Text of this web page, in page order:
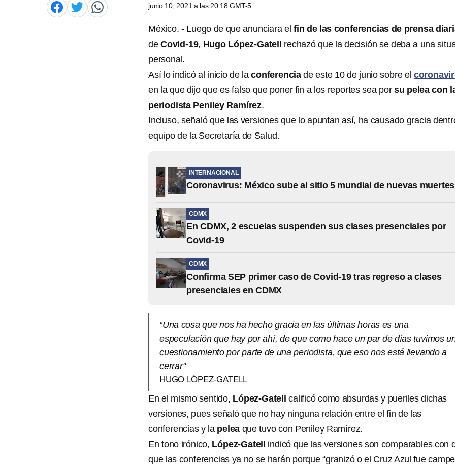
junio 10, 2021 a las 20:18 GMT-5
México. - Luego de que anunciara el fin de las conferencias de prensa
de Covid-19, Hugo López-Gatell
rechazó que la decisión se deba a una
personal.
Así lo indicó al inicio de laconferencia de este 10 de junio sobre el
en la que dijo que es falso que poner fin a los reportes sea por su pelea con
periodista Peniley Ramírez.
Incluso, señaló que las versiones que lo apuntan así, ha causado gracia
equipo de la Secretaría de Salud.
INTERNACIONAL
Coronavirus: México sube al sitio 5 mundial de nuevas muertes
CDMX
En CDMX, 2 escuelas suspenden sus clases presenciales por
Covid-19
CDMX
Confirma SEP primer caso de Covid-19 tras regreso a clases
presenciales en CDMX
“Una cosa que nos ha hecho gracia en las últimas horas es una
especulación que hay por ahí, de que como hace un par de días tuvimos
cuestionamiento por parte de una periodista, que eso nos está llevando a
cerrar"
HUGO LÓPEZ-GATELL
En el mismo sentido, López-Gatell
calificó como absurdas y pueriles dichas
versiones, pues señaló que no hay ninguna relación entre el fin de las
conferencias y la pelea que tuvo con Peniley Ramírez.
En tono irónico, López-Gatell
indicó que las versiones son comparables con
que las conferencias ya no se harán porque “granizó o el Cruz Azul fue